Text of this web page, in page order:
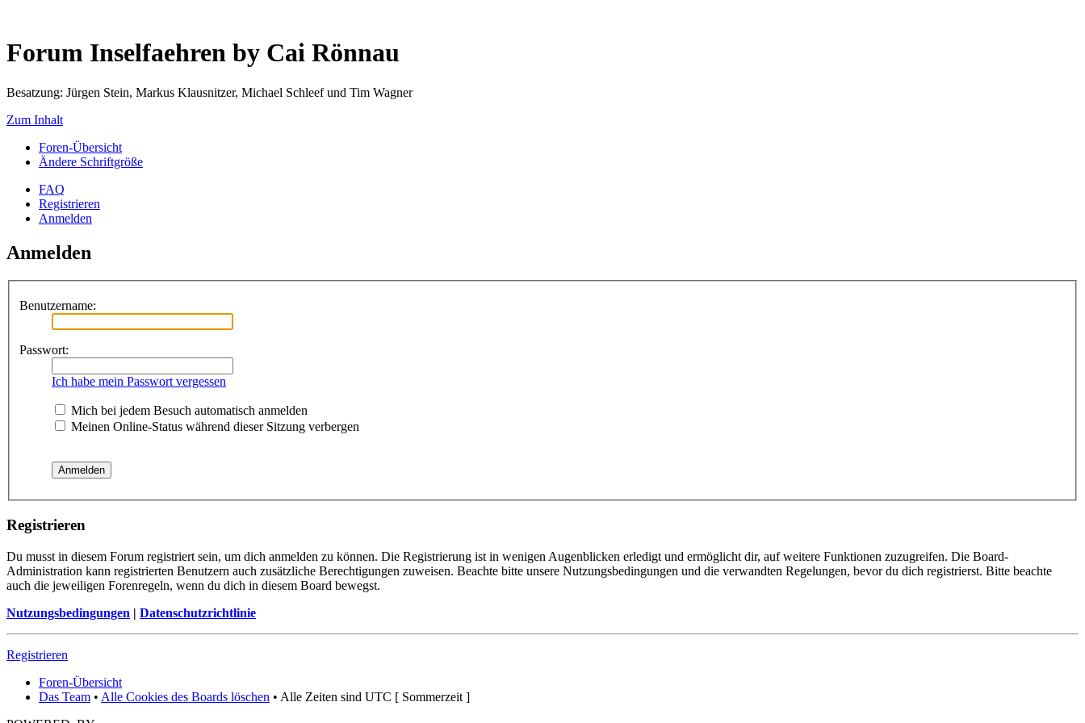
Forum Inselfaehren by Cai Rönnau
Besatzung: Jürgen Stein, Markus Klausnitzer, Michael Schleef und Tim Wagner
Zum Inhalt
Foren-Übersicht
Ändere Schriftgröße
FAQ
Registrieren
Anmelden
Anmelden
Benutzername:
Passwort:
Ich habe mein Passwort vergessen
Mich bei jedem Besuch automatisch anmelden
Meinen Online-Status während dieser Sitzung verbergen
Registrieren
Du musst in diesem Forum registriert sein, um dich anmelden zu können. Die Registrierung ist in wenigen Augenblicken erledigt und ermöglicht dir, auf weitere Funktionen zuzugreifen. Die Board-
Administration kann registrierten Benutzern auch zusätzliche Berechtigungen zuweisen. Beachte bitte unsere Nutzungsbedingungen und die verwandten Regelungen, bevor du dich registrierst. Bitte beachte
auch die jeweiligen Forenregeln, wenn du dich in diesem Board bewegst.
Nutzungsbedingungen | Datenschutzrichtlinie
Registrieren
Foren-Übersicht
Das Team • Alle Cookies des Boards löschen • Alle Zeiten sind UTC [ Sommerzeit ]